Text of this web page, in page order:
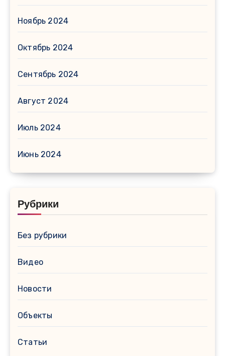
Ноябрь 2024
Октябрь 2024
Сентябрь 2024
Август 2024
Июль 2024
Июнь 2024
Рубрики
Без рубрики
Видео
Новости
Объекты
Статьи